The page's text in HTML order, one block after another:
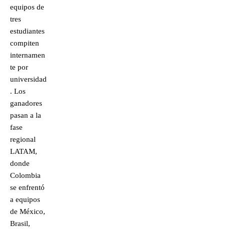
equipos de
tres
estudiantes
compiten
internamen
te por
universidad
. Los
ganadores
pasan a la
fase
regional
LATAM,
donde
Colombia
se enfrentó
a equipos
de México,
Brasil,